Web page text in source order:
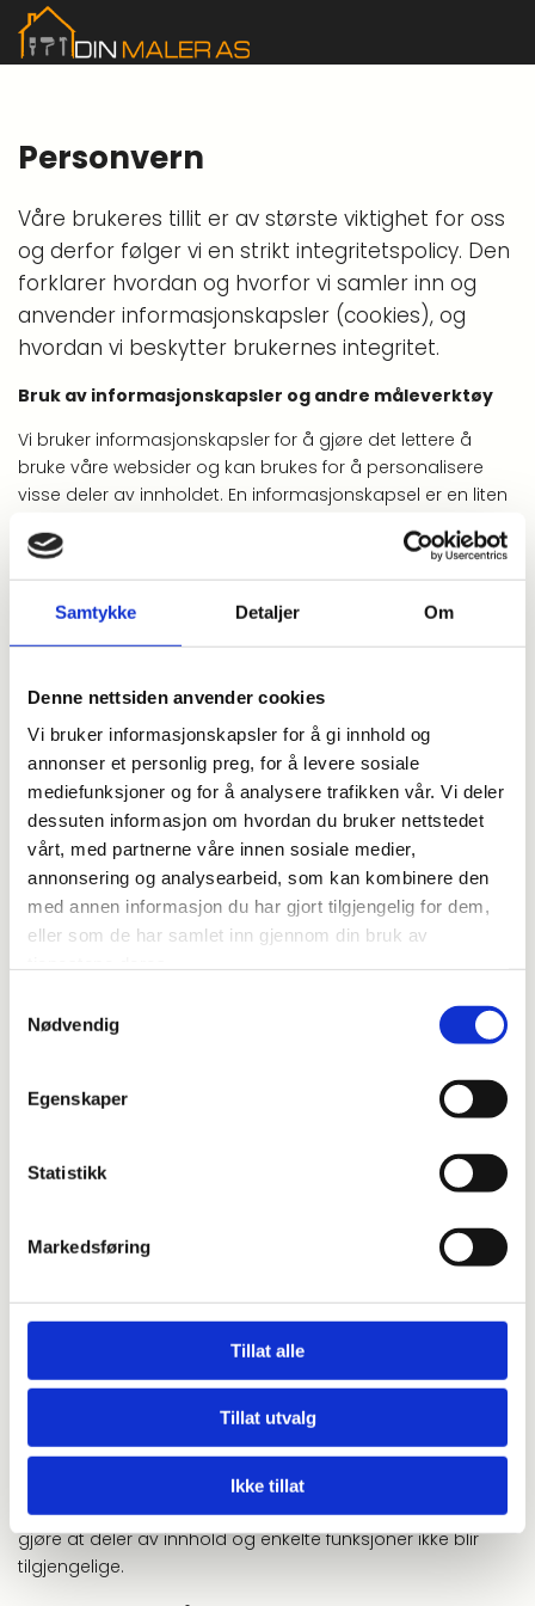
Samtykke Detaljer Om
Denne nettsiden anvender cookies
Vi bruker informasjonskapsler for å gi innhold og
annonser et personlig preg, for å levere sosiale
mediefunksjoner og for å analysere trafikken vår. Vi deler
dessuten informasjon om hvordan du bruker nettstedet
vårt, med partnerne våre innen sosiale medier,
annonsering og analysearbeid, som kan kombinere den
med annen informasjon du har gjort tilgjengelig for dem,
eller som de har samlet inn gjennom din bruk av
Nødvendig
Egenskaper
Statistikk
Markedsføring
Tillat alle
Tillat utvalg
Ikke tillat
Personvern
Våre brukeres tillit er av største viktighet for oss
og derfor følger vi en strikt integritetspolicy. Den
forklarer hvordan og hvorfor vi samler inn og
anvender informasjonskapsler (cookies), og
hvordan vi beskytter brukernes integritet.
Bruk av informasjonskapsler og andre måleverktøy
Vi bruker informasjonskapsler for å gjøre det lettere å
bruke våre websider og kan brukes for å personalisere
visse deler av innholdet. En informasjonskapsel er en liten
nettleser. Informasjonen som lagres kan være
opplysninger om hvordan våre brukere har surfet på og
anvendt våre nettsider, og om hvilken nettleser de har
trafikk/trafikkleverandører i aggregert form. Statistikken
inneholder aldri noen form for personlig informasjon, alt er
anonymt. IP-adresser lagres ikke i vår database der vi
lagrer atferd på nettstedet, derfor kan informasjon om
deg som bruker aldri kobles sammen med din identitet.
Din IP-adresse lagres av sikkerhetsmessige årsaker bare i
de tilfeller du selv aktivt registrerer deg på nettstedet.
Formål
Beregne og rapportere brukerantall og trafikk.
Gjøre det lettere for deg å navigere på nettstedet.
fra andre firma for å gjøre markedsundersøkelser og
trafikkmålinger, og for å forbedre funksjonaliteten på
Slik forhindrer du at informasjonskapsler lagres
Du kan slette informasjonskapsler fra din harddisk når
forsvinner. Du kan også endre innstillingene i din nettleser
slik at den ikke tillater at informasjonskapsler lagres på din
harddisk. Dette gir imidlertid dårligere funksjonalitet på
visse websider, kan forhindre tilgang til medlemssider og
gjøre at deler av innhold og enkelte funksjoner ikke blir
tilgjengelige.